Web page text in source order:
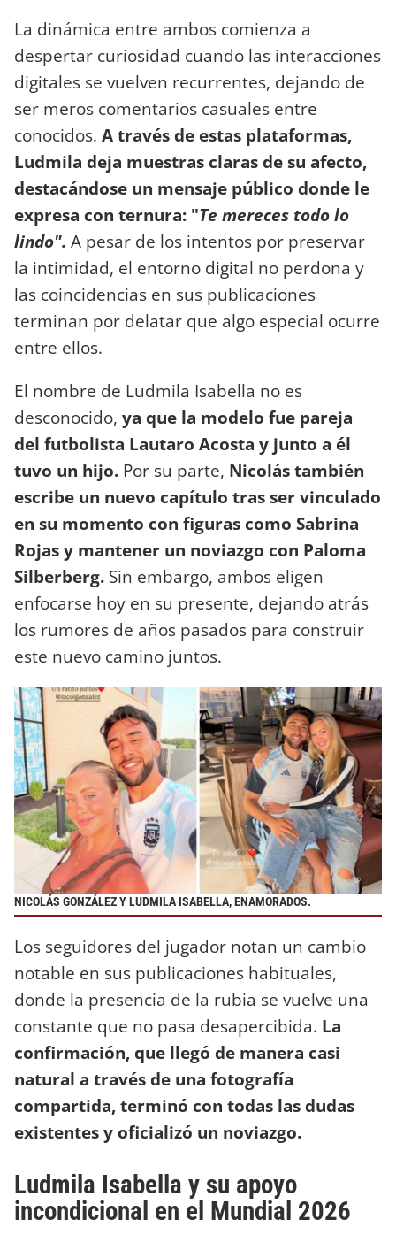
La dinámica entre ambos comienza a
despertar curiosidad cuando las interacciones
digitales se vuelven recurrentes, dejando de
ser meros comentarios casuales entre
conocidos. A través de estas plataformas,
Ludmila deja muestras claras de su afecto,
destacándose un mensaje público donde le
expresa con ternura: "Te mereces todo lo
lindo". A pesar de los intentos por preservar
la intimidad, el entorno digital no perdona y
las coincidencias en sus publicaciones
terminan por delatar que algo especial ocurre
entre ellos.
El nombre de Ludmila Isabella no es
desconocido, ya que la modelo fue pareja
del futbolista Lautaro Acosta y junto a él
tuvo un hijo. Por su parte, Nicolás también
escribe un nuevo capítulo tras ser vinculado
en su momento con figuras como Sabrina
Rojas y mantener un noviazgo con Paloma
Silberberg. Sin embargo, ambos eligen
enfocarse hoy en su presente, dejando atrás
los rumores de años pasados para construir
este nuevo camino juntos.
NICOLÁS GONZÁLEZ Y LUDMILA ISABELLA, ENAMORADOS.
Los seguidores del jugador notan un cambio
notable en sus publicaciones habituales,
donde la presencia de la rubia se vuelve una
constante que no pasa desapercibida. La
confirmación, que llegó de manera casi
natural a través de una fotografía
compartida, terminó con todas las dudas
existentes y oficializó un noviazgo.
Ludmila Isabella y su apoyo
incondicional en el Mundial 2026